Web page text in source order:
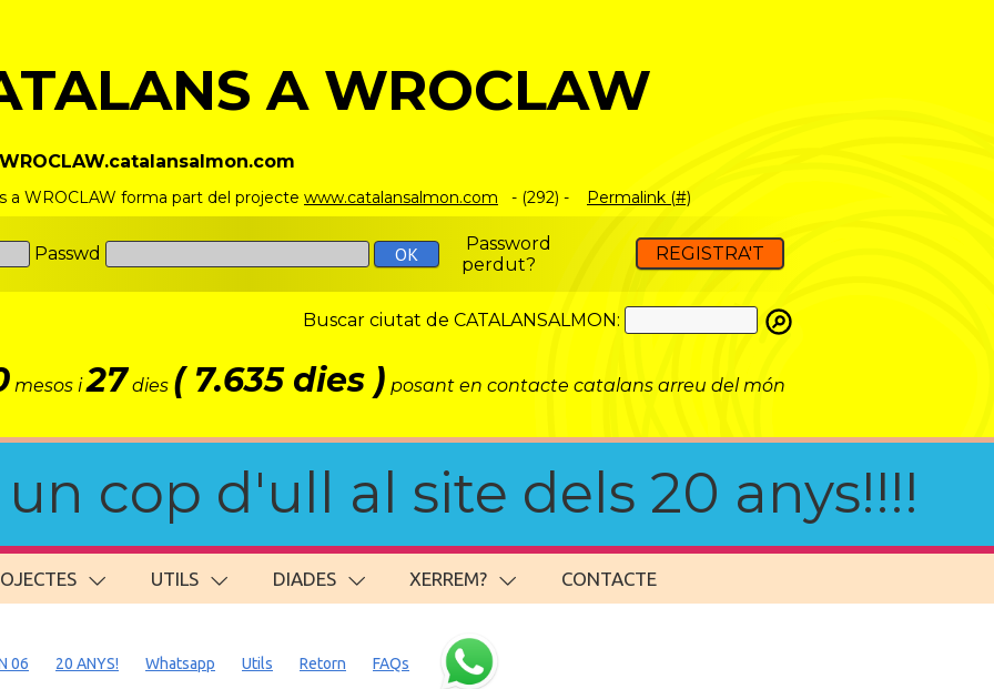
A WROCLAW
a WROCLAW forma part del projecte www.catalansalmon.com - (292) - Permalink (#)
Passwd
Password
perdut?
REGISTRA'T
Buscar ciutat de CATALANSALMON:
mesos i27 dies ( 7.635 dies ) posant en contacte catalans arreu del món
cop d'ull al site dels 20 anys!!!!
UTILS DIADES XERREM? CONTACTE
06 20 ANYS! Whatsapp Utils Retorn FAQs